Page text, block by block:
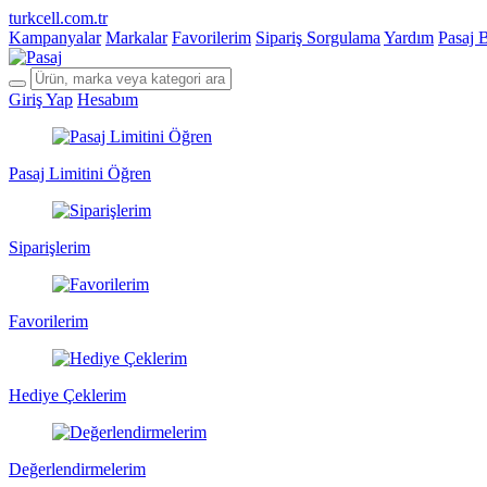
turkcell.com.tr
Kampanyalar Markalar Favorilerim Sipariş Sorgulama Yardım Pasaj
Giriş Yap Hesabım
Pasaj Limitini Öğren
Siparişlerim
Favorilerim
Hediye Çeklerim
Değerlendirmelerim